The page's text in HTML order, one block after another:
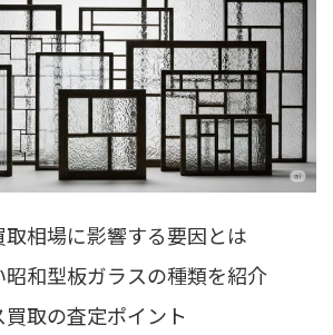
相場に影響する要因とは
和型板ガラスの種類を紹介
取の査定ポイント